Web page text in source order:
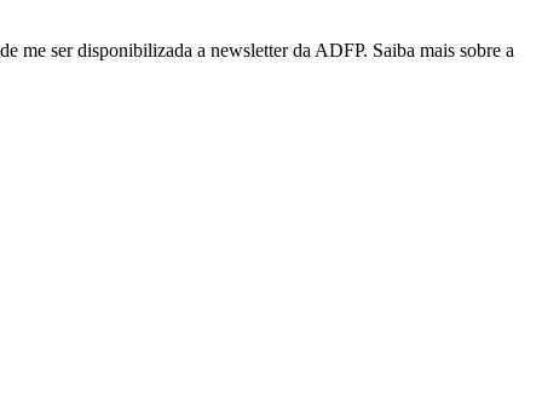
me ser disponibilizada a newsletter da ADFP. Saiba mais sobre a